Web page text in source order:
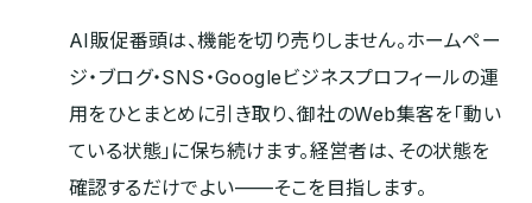
AI販促番頭は、機能を切り売りしません。ホームペー
ジ・ブログ・SNS・Googleビジネスプロフィールの運
用をひとまとめに引き取り、御社のWeb集客を「動い
ている状態」に保ち続けます。経営者は、その状態を
確認するだけでよい——そこを目指します。